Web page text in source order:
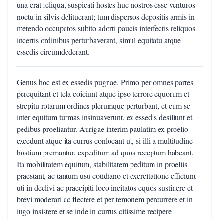
una erat reliqua, suspicati hostes huc nostros esse venturos
noctu in silvis delituerant; tum dispersos depositis armis in
metendo occupatos subito adorti paucis interfectis reliquos
incertis ordinibus perturbaverant, simul equitatu atque
essedis circumdederant.
Genus hoc est ex essedis pugnae. Primo per omnes partes
perequitant et tela coiciunt atque ipso terrore equorum et
strepitu rotarum ordines plerumque perturbant, et cum se
inter equitum turmas insinuaverunt, ex essedis desiliunt et
pedibus proeliantur. Aurigae interim paulatim ex proelio
excedunt atque ita currus conlocant ut, si illi a multitudine
hostium premantur, expeditum ad quos receptum habeant.
Ita mobilitatem equitum, stabilitatem peditum in proeliis
praestant, ac tantum usu cotidiano et exercitatione efficiunt
uti in declivi ac praecipiti loco incitatos equos sustinere et
brevi moderari ac flectere et per temonem percurrere et in
iugo insistere et se inde in currus citissime recipere